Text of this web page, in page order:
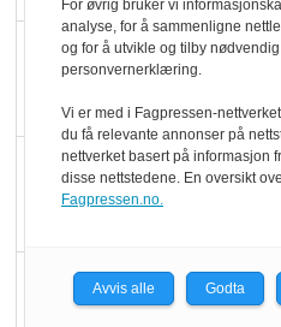
Slik
Færre
KI
For øvrig bruker vi
analyse, for å sammenligne
og for å utvikle og tilby
personvernerklæring.
Vi er med i Fagpressen-
du få relevante annonser på
nettverket basert på informasjon
disse nettstedene. En oversikt
Fagpressen.no.
Avvis alle Godta